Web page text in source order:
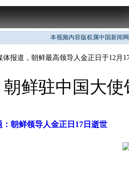
本视频内容版权属中国新闻
道，朝鲜最高领导人金正日于12月
驻中国大使
：朝鲜领导人金正日17日逝世